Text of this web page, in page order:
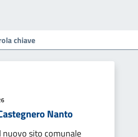
Nanto
nuovo sito comunale